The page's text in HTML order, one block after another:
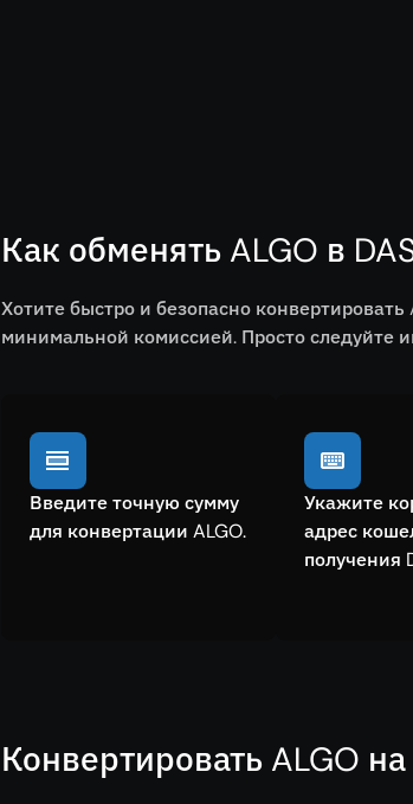
Как обменять ALGO в
Хотите быстро и безопасно
минимальной комиссией. Просто следуйте
Введите точную сумму
для конвертации ALGO.
Укажите
адрес
получения
Конвертировать ALGO